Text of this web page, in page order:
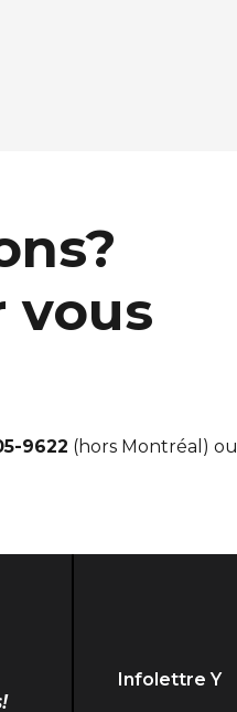
vous
9622 (hors Montréal) ou
Infolettre Y